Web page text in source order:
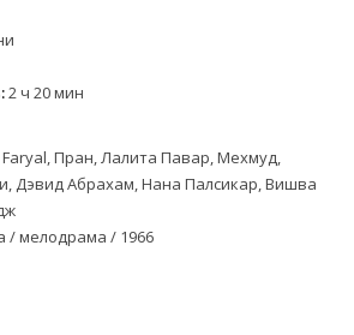
2 ч 20 мин
Пран, Лалита Павар, Мехмуд,
Дэвид Абрахам, Нана Палсикар, Вишва
мелодрама / 1966